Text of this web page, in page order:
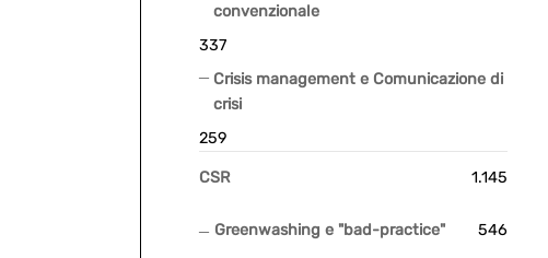
convenzionale
337
Crisis management e Comunicazione di
crisi
259
CSR 1.145
Greenwashing e "bad-practice" 546